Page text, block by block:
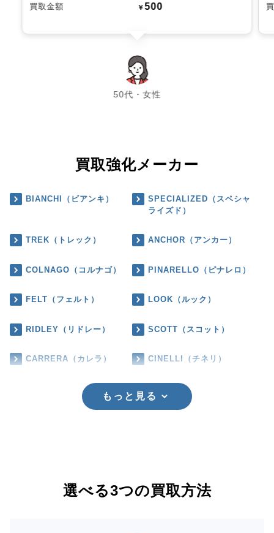
買取金額 ￥500
50代・女性
chevron_left chevron_right
買取強化メーカー
BIANCHI（ビアンキ）
SPECIALIZED（スペシャ
ライズド）
TREK（トレック） ANCHOR（アンカー）
COLNAGO（コルナゴ） PINARELLO（ピナレロ）
FELT（フェルト） LOOK（ルック）
RIDLEY（リドレー） SCOTT（スコット）
CARRERA（カレラ） CINELLI（チネリ）
もっと見る
選べる3つの買取方法